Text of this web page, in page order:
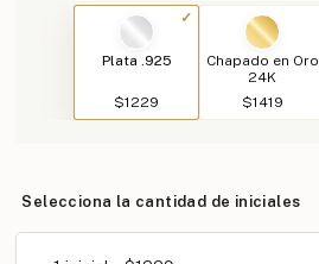
Plata .925
$1229
Chapado en Oro
24K
$1419
Selecciona la cantidad de iniciales